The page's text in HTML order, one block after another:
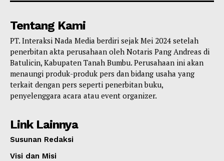
Tentang Kami
PT. Interaksi Nada Media berdiri sejak Mei 2024 setelah
penerbitan akta perusahaan oleh Notaris Pang Andreas di
Batulicin, Kabupaten Tanah Bumbu. Perusahaan ini akan
menaungi produk-produk pers dan bidang usaha yang
terkait dengan pers seperti penerbitan buku,
penyelenggara acara atau event organizer.
Link Lainnya
Susunan Redaksi
Visi dan Misi